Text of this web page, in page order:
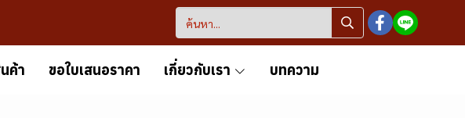
ค้า ขอใบเสนอราคา เกี่ยวกับเรา บทความ